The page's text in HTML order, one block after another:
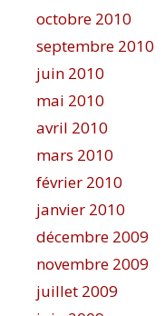
octobre 2010
septembre 2010
juin 2010
mai 2010
avril 2010
mars 2010
février 2010
janvier 2010
décembre 2009
novembre 2009
juillet 2009